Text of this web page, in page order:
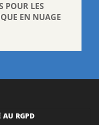
POUR LES
EN NUAGE
RGPD